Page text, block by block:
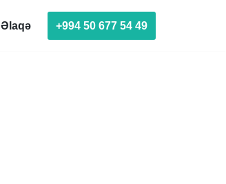
Əlaqə +994 50 677 54 49